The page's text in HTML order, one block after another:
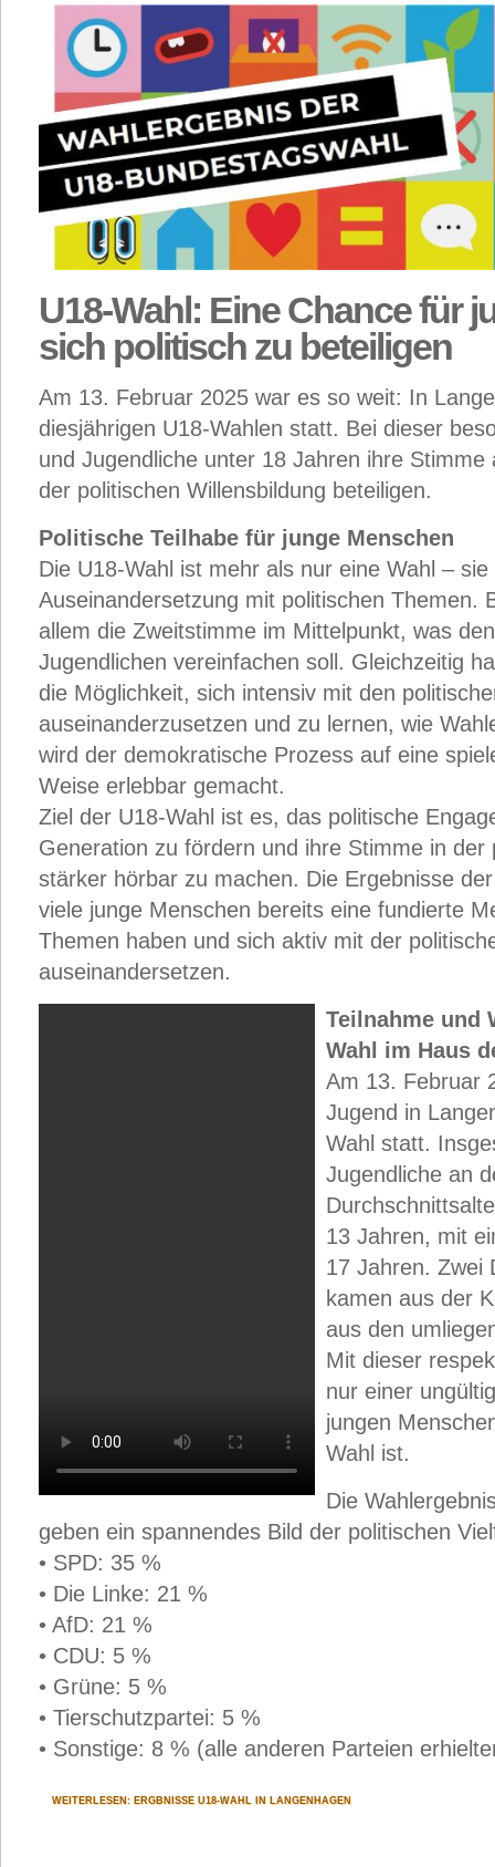
U18-Wahl: Eine Chance für
sich politisch zu beteiligen
Am 13. Februar 2025 war es so weit: In
diesjährigen U18-Wahlen statt. Bei dieser
und Jugendliche unter 18 Jahren ihre
der politischen Willensbildung beteiligen.
Politische Teilhabe für junge Menschen
Die U18-Wahl ist mehr als nur eine Wahl –
Auseinandersetzung mit politischen Themen.
allem die Zweitstimme im Mittelpunkt, was
Jugendlichen vereinfachen soll. Gleichzeitig
die Möglichkeit, sich intensiv mit den
auseinanderzusetzen und zu lernen, wie
wird der demokratische Prozess auf eine
Weise erlebbar gemacht.
Ziel der U18-Wahl ist es, das politische
Generation zu fördern und ihre Stimme in der
stärker hörbar zu machen. Die Ergebnisse
viele junge Menschen bereits eine fundierte
Themen haben und sich aktiv mit der
auseinandersetzen.
Teilnahme und
Wahl im Haus
Am 13. Februar
Jugend in
Wahl statt.
Jugendliche an
13 Jahren, mit
17 Jahren. Zwei
kamen aus der
aus den
Mit dieser
nur einer
jungen
Wahl ist.
Die
geben ein spannendes Bild der politischen
• SPD: 35 %
• Die Linke: 21 %
• AfD: 21 %
• CDU: 5 %
• Grüne: 5 %
• Tierschutzpartei: 5 %
• Sonstige: 8 % (alle anderen Parteien
WEITERLESEN: ERGBNISSE U18-WAHL IN LANGENHAGEN